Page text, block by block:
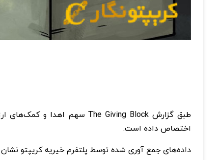
طبق گزارش The Giving Block سهم اهدا و کمک‌های ارز دیجیتال برای USDC، اتر و
اختصاص داده است.
داده‌های جمع آوری شده توسط پلتفرم خیریه کریپتو نشان می‌دهد که